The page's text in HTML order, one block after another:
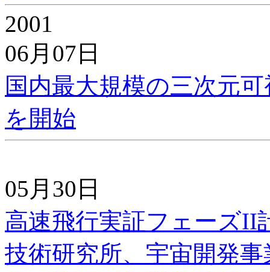
2001
06月07日
国内最大規模の三次元
を開始
05月30日
高速飛行実証フェーズII
技術研究所、宇宙開発